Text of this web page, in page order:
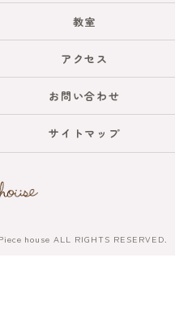
教室
アクセス
お問い合わせ
サイトマップ
house ALL RIGHTS RESERVED.